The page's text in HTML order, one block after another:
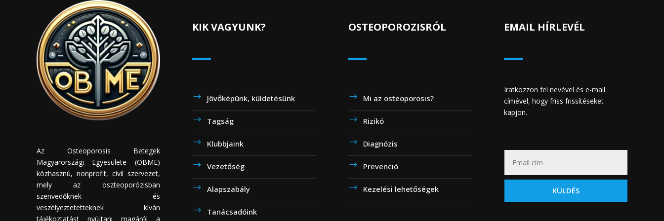
Az Osteoporosis Betegek
Magyarországi Egyesülete (OBME)
közhasznú, nonprofit, civil szervezet,
mely az oszteoporózisban
szenvedőknek és
veszélyeztetetteknek kíván
tájékoztatást nyújtani magáról a
KIK VAGYUNK?
Jövőképünk, küldetésünk
Tagság
Klubbjaink
Vezetőség
Alapszabály
Tanácsadóink
OSTEOPOROZISRÓL
Mi az osteoporosis?
Rizikó
Diagnózis
Prevenció
Kezelési lehetőségek
EMAIL HÍRLEVÉL
Iratkozzon fel nevével és e-mail
címével, hogy friss frissítéseket
kapjon.
KÜLDÉS